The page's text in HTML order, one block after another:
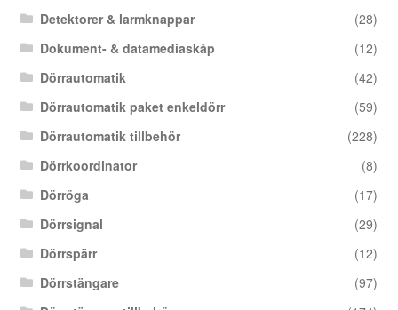
Detektorer & larmknappar
(28)
Dokument- & datamediaskåp
(12)
Dörrautomatik
(42)
Dörrautomatik paket enkeldörr
(59)
Dörrautomatik tillbehör
(228)
Dörrkoordinator
(8)
Dörröga
(17)
Dörrsignal
(29)
Dörrspärr
(12)
Dörrstängare
(97)